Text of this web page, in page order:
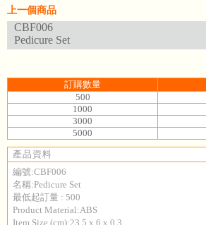
上一個商品
CBF006
Pedicure Set
訂購數量
500
1000
3000
5000
產品資料
編號:CBF006
名稱:Pedicure Set
最低起訂量 : 500
Product Material:ABS
Item Size (cm):23.5 x 6 x 0.3